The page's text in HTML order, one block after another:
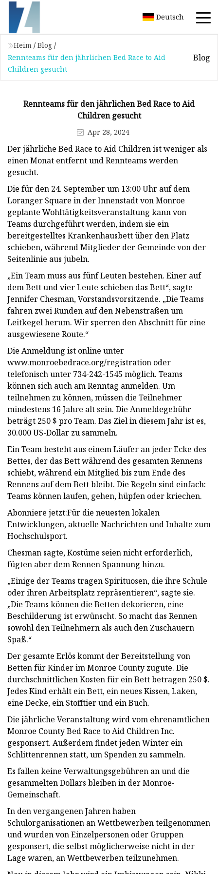
Deutsch
Heim / Blog /
Rennteams für den jährlichen Bed Race to Aid
Children gesucht
Blog
Rennteams für den jährlichen Bed Race to Aid
Children gesucht
Apr 28, 2024
Der jährliche Bed Race to Aid Children ist weniger als
einen Monat entfernt und Rennteams werden
gesucht.
Die für den 24. September um 13:00 Uhr auf dem
Loranger Square in der Innenstadt von Monroe
geplante Wohltätigkeitsveranstaltung kann von
Teams durchgeführt werden, indem sie ein
bereitgestelltes Krankenhausbett über den Platz
schieben, während Mitglieder der Gemeinde von der
Seitenlinie aus jubeln.
„Ein Team muss aus fünf Leuten bestehen. Einer auf
dem Bett und vier Leute schieben das Bett“, sagte
Jennifer Chesman, Vorstandsvorsitzende. „Die Teams
fahren zwei Runden auf den Nebenstraßen um
Leitkegel herum. Wir sperren den Abschnitt für eine
ausgewiesene Route.“
Die Anmeldung ist online unter
www.monroebedrace.org/registration oder
telefonisch unter 734-242-1545 möglich. Teams
können sich auch am Renntag anmelden. Um
teilnehmen zu können, müssen die Teilnehmer
mindestens 16 Jahre alt sein. Die Anmeldegebühr
beträgt 250 $ pro Team. Das Ziel in diesem Jahr ist es,
30.000 US-Dollar zu sammeln.
Ein Team besteht aus einem Läufer an jeder Ecke des
Bettes, der das Bett während des gesamten Rennens
schiebt, während ein Mitglied bis zum Ende des
Rennens auf dem Bett bleibt. Die Regeln sind einfach:
Teams können laufen, gehen, hüpfen oder kriechen.
Abonniere jetzt:Für die neuesten lokalen
Entwicklungen, aktuelle Nachrichten und Inhalte zum
Hochschulsport.
Chesman sagte, Kostüme seien nicht erforderlich,
fügten aber dem Rennen Spannung hinzu.
„Einige der Teams tragen Spirituosen, die ihre Schule
oder ihren Arbeitsplatz repräsentieren“, sagte sie.
„Die Teams können die Betten dekorieren, eine
Beschilderung ist erwünscht. So macht das Rennen
sowohl den Teilnehmern als auch den Zuschauern
Spaß.“
Der gesamte Erlös kommt der Bereitstellung von
Betten für Kinder im Monroe County zugute. Die
durchschnittlichen Kosten für ein Bett betragen 250 $.
Jedes Kind erhält ein Bett, ein neues Kissen, Laken,
eine Decke, ein Stofftier und ein Buch.
Die jährliche Veranstaltung wird vom ehrenamtlichen
Monroe County Bed Race to Aid Children Inc.
gesponsert. Außerdem findet jeden Winter ein
Schlittenrennen statt, um Spenden zu sammeln.
Es fallen keine Verwaltungsgebühren an und die
gesammelten Dollars bleiben in der Monroe-
Gemeinschaft.
In den vergangenen Jahren haben
Schulorganisationen an Wettbewerben teilgenommen
und wurden von Einzelpersonen oder Gruppen
gesponsert, die selbst möglicherweise nicht in der
Lage waren, an Wettbewerben teilzunehmen.